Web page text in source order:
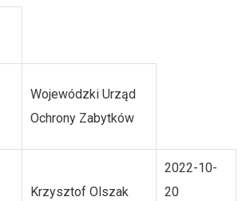
Wojewódzki Urząd
Ochrony Zabytków
Krzysztof Olszak
2022-10-
20